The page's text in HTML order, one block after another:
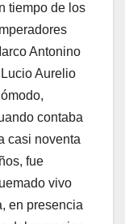
tiempo de los
Antonino
Aurelio
contaba
casi noventa
fue
vivo
en presencia